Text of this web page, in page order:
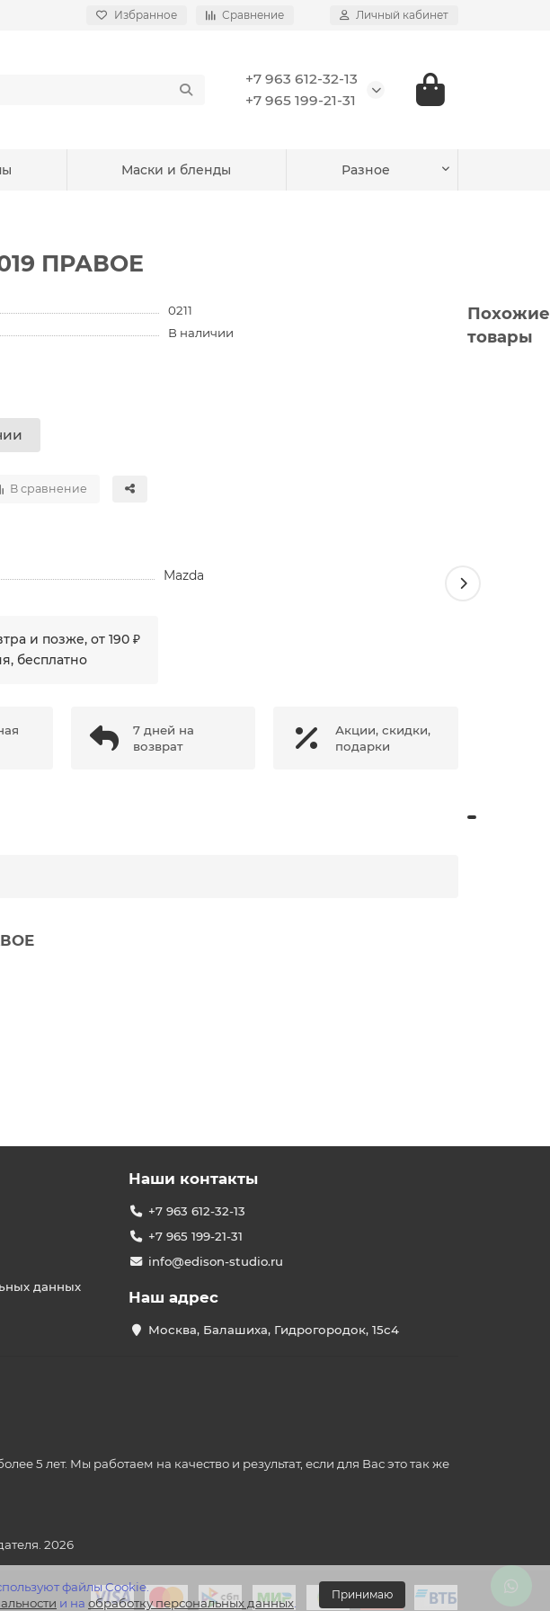
Избранное Сравнение Личный кабинет
+7 963 612-32-13
+7 965 199-21-31
Маски и бленды Разное
ПРАВОЕ
0211
В наличии
В сравнение
Mazda
и позже, от 190 ₽
бесплатно
7 дней на
возврат
Акции, скидки,
подарки
Похожие
товары
файлы Cookie.
и на обработку персональных данных
Принимаю
данных
Наши контакты
+7 963 612-32-13
+7 965 199-21-31
info@edison-studio.ru
Наш адрес
Москва, Балашиха, Гидрогородок, 15с4
5 лет. Мы работаем на качество и результат, если для Вас это так же
2026